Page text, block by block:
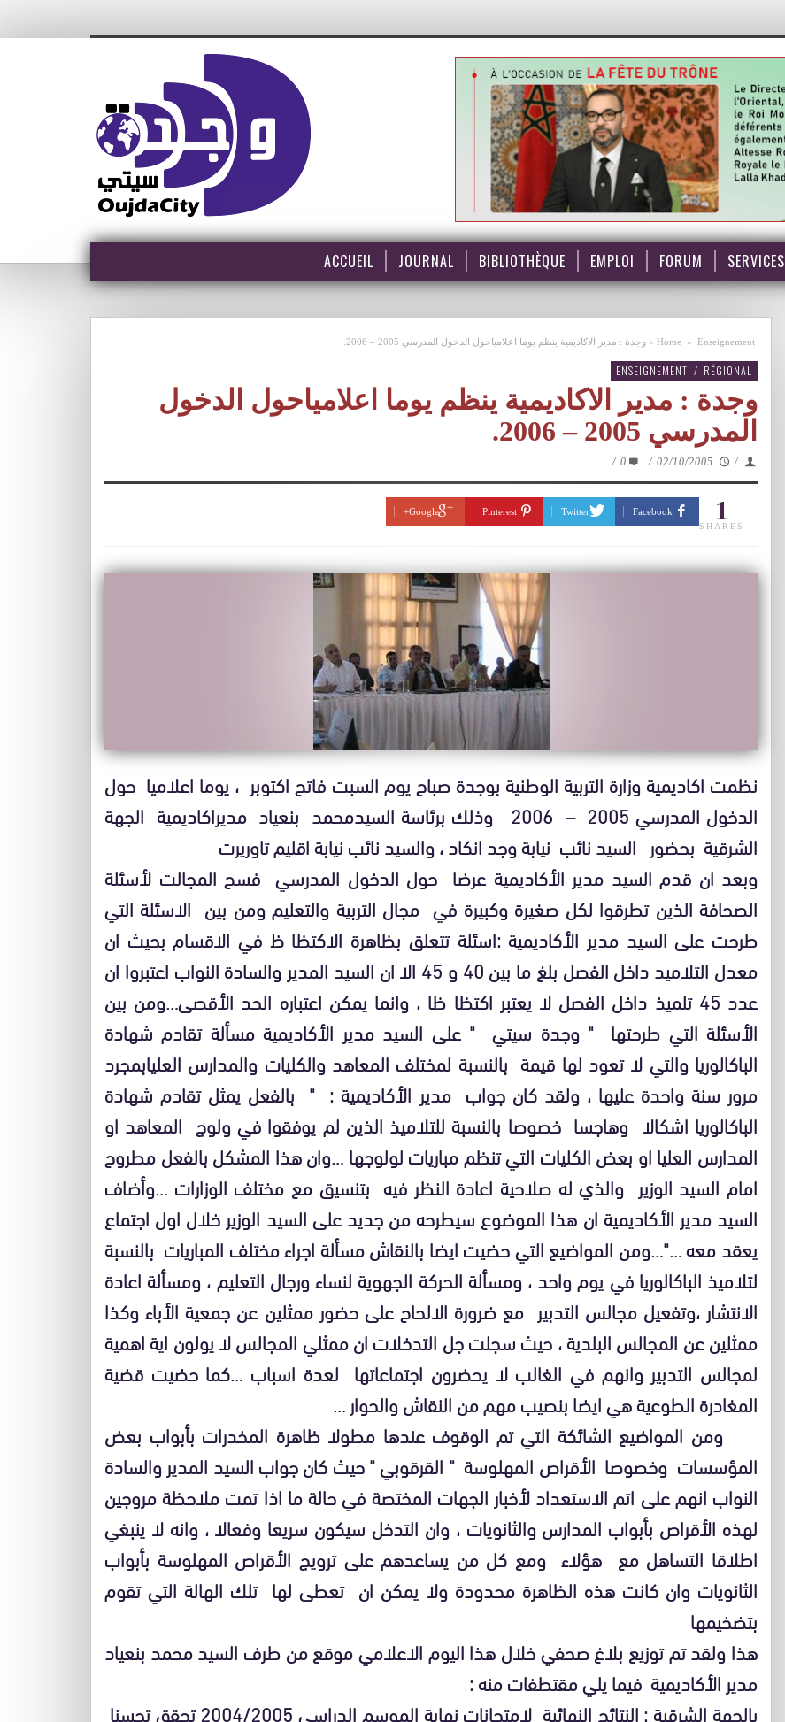
ACCUEIL JOURNAL BIBLIOTHÈQUE EMPLOI FORUM SERVICES
Home » Enseignement
» وجدة : مدير الاكاديمية ينظم يوما اعلامياحول الدخول المدرسي 2005 – 2006.
ENSEIGNEMENT / RÉGIONAL
وجدة : مدير الاكاديمية ينظم يوما اعلامياحول الدخول
المدرسي 2005 – 2006.
/
02/10/2005
/
0
/
1
SHARES
Facebook
Twitter
Pinterest
Google+
نظمت اكاديمية وزارة التربية الوطنية بوجدة صباح يوم السبت فاتح اكتوبر ، يوما اعلاميا حول
الدخول المدرسي 2005 – 2006 وذلك برئاسة السيدمحمد بنعياد مديراكاديمية الجهة
الشرقية بحضور السيد نائب نيابة وجد انكاد ، والسيد نائب نيابة اقليم تاوريرت
وبعد ان قدم السيد مدير الأكاديمية عرضا حول الدخول المدرسي فسح المجالت لأسئلة
الصحافة الذين تطرقوا لكل صغيرة وكبيرة في مجال التربية والتعليم ومن بين الاسئلة التي
طرحت على السيد مدير الأكاديمية :اسئلة تتعلق بظاهرة الاكتظا ظ في الاقسام بحيث ان
معدل التلاميد داخل الفصل بلغ ما بين 40 و 45 الا ان السيد المدير والسادة النواب اعتبروا ان
عدد 45 تلميذ داخل الفصل لا يعتبر اكتظا ظا ، وانما يمكن اعتباره الحد الأقصى…ومن بين
الأسئلة التي طرحتها " وجدة سيتي " على السيد مدير الأكاديمية مسألة تقادم شهادة
الباكالوريا والتي لا تعود لها قيمة بالنسبة لمختلف المعاهد والكليات والمدارس العليابمجرد
مرور سنة واحدة عليها ، ولقد كان جواب مدير الأكاديمية : " بالفعل يمثل تقادم شهادة
الباكالوريا اشكالا وهاجسا خصوصا بالنسبة للتلاميذ الذين لم يوفقوا في ولوج المعاهد او
المدارس العليا او بعض الكليات التي تنظم مباريات لولوجها …وان هذا المشكل بالفعل مطروح
امام السيد الوزير والذي له صلاحية اعادة النظر فيه بتنسيق مع مختلف الوزارات …وأضاف
السيد مدير الأكاديمية ان هذا الموضوع سيطرحه من جديد على السيد الوزير خلال اول اجتماع
يعقد معه …"…ومن المواضيع التي حضيت ايضا بالنقاش مسألة اجراء مختلف المباريات بالنسبة
لتلاميذ الباكالوريا في يوم واحد ، ومسألة الحركة الجهوية لنساء ورجال التعليم ، ومسألة اعادة
الانتشار ،وتفعيل مجالس التدبير مع ضرورة الالحاح على حضور ممثلين عن جمعية الأباء وكذا
ممثلين عن المجالس البلدية ، حيث سجلت جل التدخلات ان ممثلي المجالس لا يولون اية اهمية
لمجالس التدبير وانهم في الغالب لا يحضرون اجتماعاتها لعدة اسباب …كما حضيت قضية
المغادرة الطوعية هي ايضا بنصيب مهم من النقاش والحوار …
ومن المواضيع الشائكة التي تم الوقوف عندها مطولا ظاهرة المخدرات بأبواب بعض
المؤسسات وخصوصا الأقراص المهلوسة " القرقوبي " حيث كان جواب السيد المدير والسادة
النواب انهم على اتم الاستعداد لأخبار الجهات المختصة في حالة ما اذا تمت ملاحظة مروجين
لهذه الأقراص بأبواب المدارس والثانويات ، وان التدخل سيكون سريعا وفعالا ، وانه لا ينبغي
اطلاقا التساهل مع هؤلاء ومع كل من يساعدهم على ترويج الأقراص المهلوسة بأبواب
الثانويات وان كانت هذه الظاهرة محدودة ولا يمكن ان تعطى لها تلك الهالة التي تقوم
بتضخيمها
هذا ولقد تم توزيع بلاغ صحفي خلال هذا اليوم الاعلامي موقع من طرف السيد محمد بنعياد
مدير الأكاديمية فيما يلي مقتطفات منه :
بالجهة الشرقية : النتائج النهائية لامتحانات نهاية الموسم الدراسي 2004/2005 تحقق تحسنا